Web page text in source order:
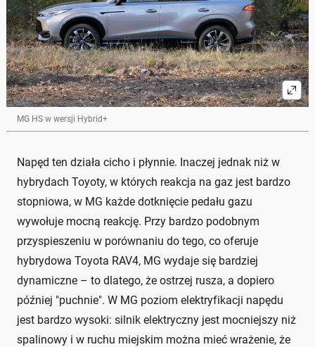
MG HS w wersji Hybrid+
Napęd ten działa cicho i płynnie. Inaczej jednak niż w
hybrydach Toyoty, w których reakcja na gaz jest bardzo
stopniowa, w MG każde dotknięcie pedału gazu
wywołuje mocną reakcję. Przy bardzo podobnym
przyspieszeniu w porównaniu do tego, co oferuje
hybrydowa Toyota RAV4, MG wydaje się bardziej
dynamiczne – to dlatego, że ostrzej rusza, a dopiero
później "puchnie". W MG poziom elektryfikacji napędu
jest bardzo wysoki: silnik elektryczny jest mocniejszy niż
spalinowy i w ruchu miejskim można mieć wrażenie, że